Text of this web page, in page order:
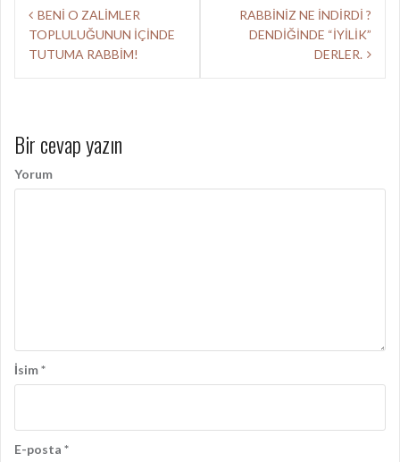
d
o
l
ı
BENİ O ZALİMLER
TOPLULUĞUNUN İÇİNDE
TUTUMA RABBİM!
RABBİNİZ NE İNDİRDİ ?
DENDİĞİNDE “İYİLİK”
DERLER.
Bir cevap yazın
Yorum
İsim*
E-posta *